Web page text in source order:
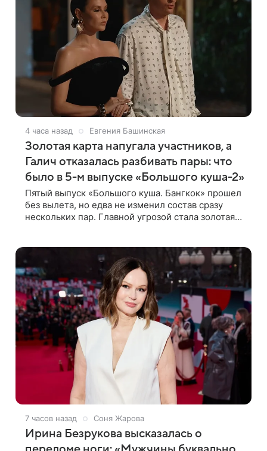
4 часа назад Евгения Башинская
Золотая карта напугала участников, а
Галич отказалась разбивать пары: что
было в 5-м выпуске «Большого куша-2»
Пятый выпуск «Большого куша. Бангкок» прошел
без вылета, но едва не изменил состав сразу
нескольких пар. Главной угрозой стала золотая
7 часов назад Соня Жарова
Ирина Безрукова высказалась о